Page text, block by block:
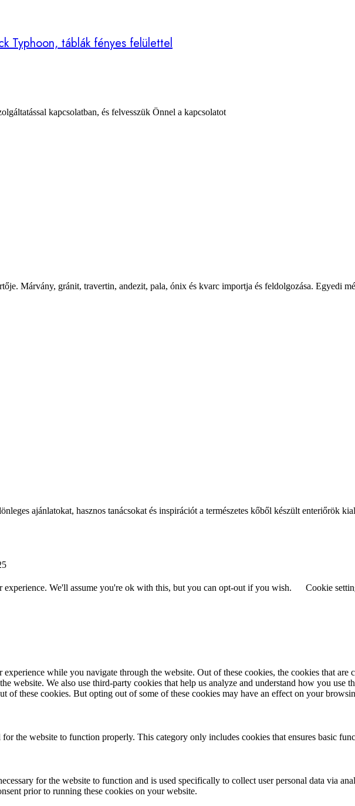
Typhoon, táblák fényes felülettel
kapcsolatban, és felvesszük Önnel a kapcsolatot
Márvány, gránit, travertin, andezit, pala, ónix és kvarc importja és feldolgozása. Egyedi
ajánlatokat, hasznos tanácsokat és inspirációt a természetes kőből készült enteriőrök
experience. We'll assume you're ok with this, but you can opt-out if you wish. Cookie
while you navigate through the website. Out of these cookies, the cookies that are
website. We also use third-party cookies that help us analyze and understand how you
of these cookies. But opting out of some of these cookies may have an effect on your
for the website to function properly. This category only includes cookies that ensures basic
for the website to function and is used specifically to collect user personal data via
prior to running these cookies on your website.